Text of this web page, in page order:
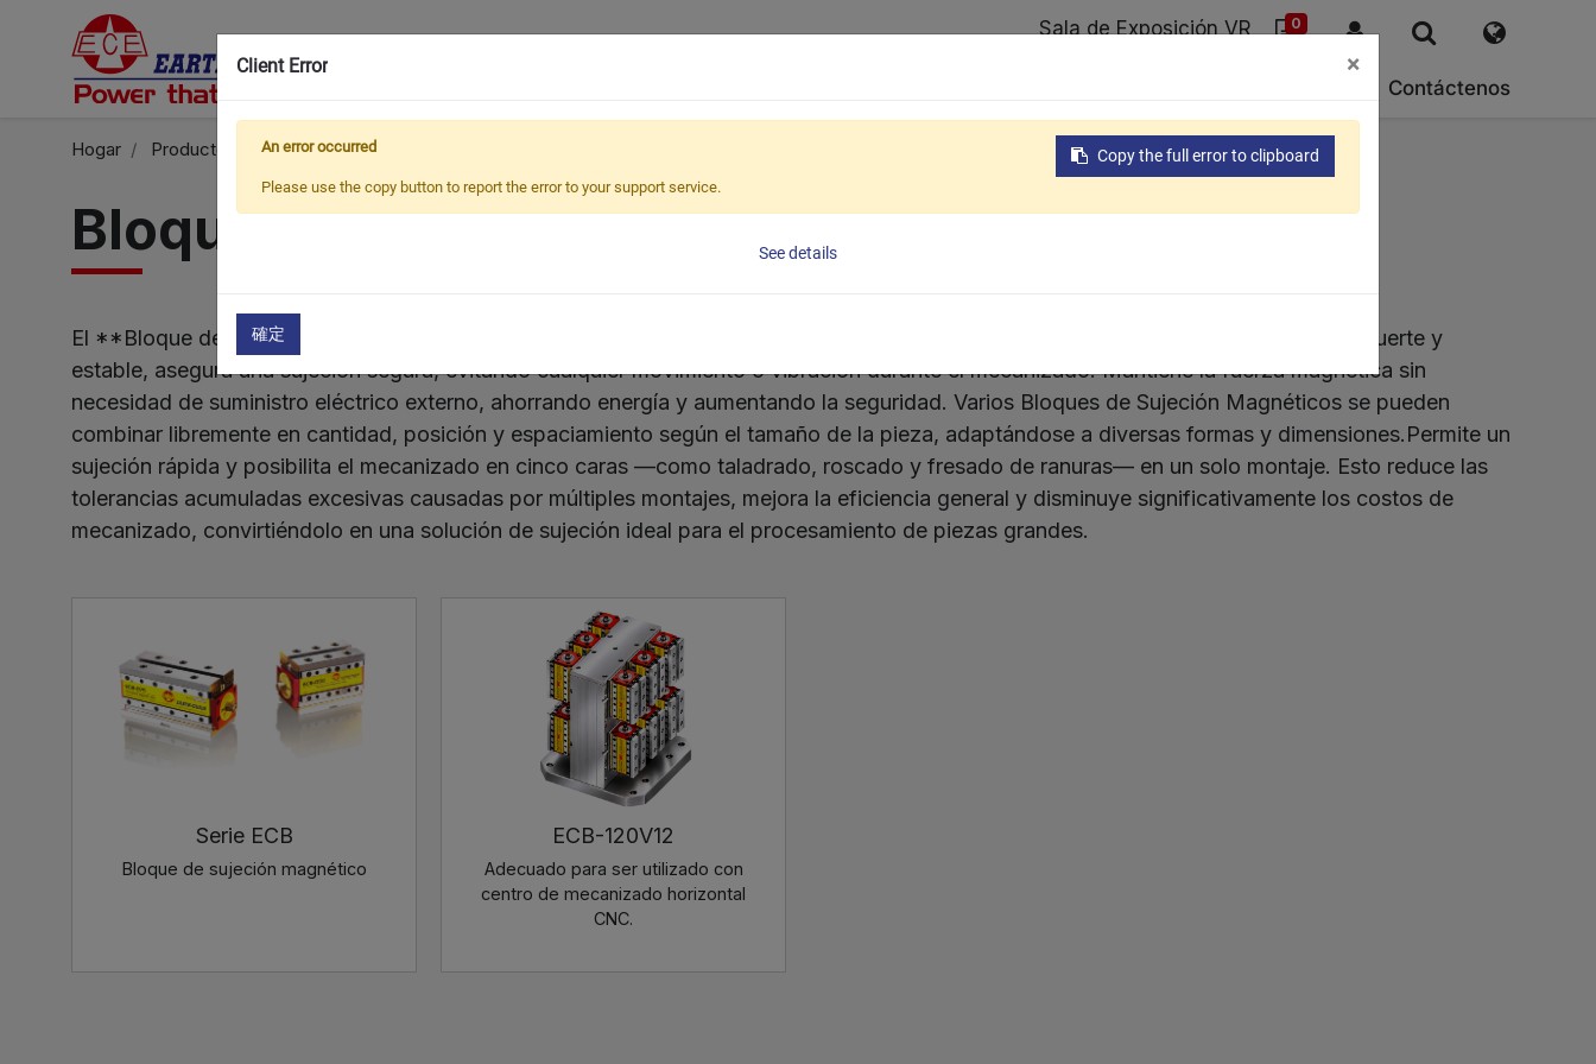
Contáctenos
0
Sala de Exposición VR
Hogar Productos Bloque de sujeción magnético
Bloque de sujeción magnético
El **Bloque de Sujeción Magnético** ofrece múltiples ventajas para el fijado de piezas grandes. Su fuerza magnética permanente, fuerte y
estable, asegura una sujeción segura, evitando cualquier movimiento o vibración durante el mecanizado. Mantiene la fuerza magnética sin
necesidad de suministro eléctrico externo, ahorrando energía y aumentando la seguridad. Varios Bloques de Sujeción Magnéticos se pueden
combinar libremente en cantidad, posición y espaciamiento según el tamaño de la pieza, adaptándose a diversas formas y dimensiones.Permite un
sujeción rápida y posibilita el mecanizado en cinco caras —como taladrado, roscado y fresado de ranuras— en un solo montaje. Esto reduce las
tolerancias acumuladas excesivas causadas por múltiples montajes, mejora la eficiencia general y disminuye significativamente los costos de
mecanizado, convirtiéndolo en una solución de sujeción ideal para el procesamiento de piezas grandes.
Serie ECB
Bloque de sujeción magnético
ECB-120V12
Adecuado para ser utilizado con
centro de mecanizado horizontal
CNC.
Client Error ×
Copy the full error to clipboard
An error occurred
Please use the copy button to report the error to your support service.
See details
確定